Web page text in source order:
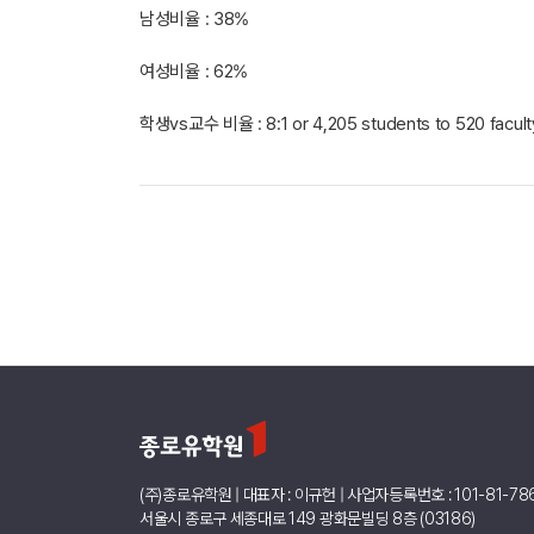
남성비율 : 38%
여성비율 : 62%
학생vs교수 비율 : 8:1 or 4,205 students to 520
(주)종로유학원 | 대표자 : 이규헌 | 사업자등록번호 : 101-81-
서울시 종로구 세종대로 149 광화문빌딩 8층 (03186)